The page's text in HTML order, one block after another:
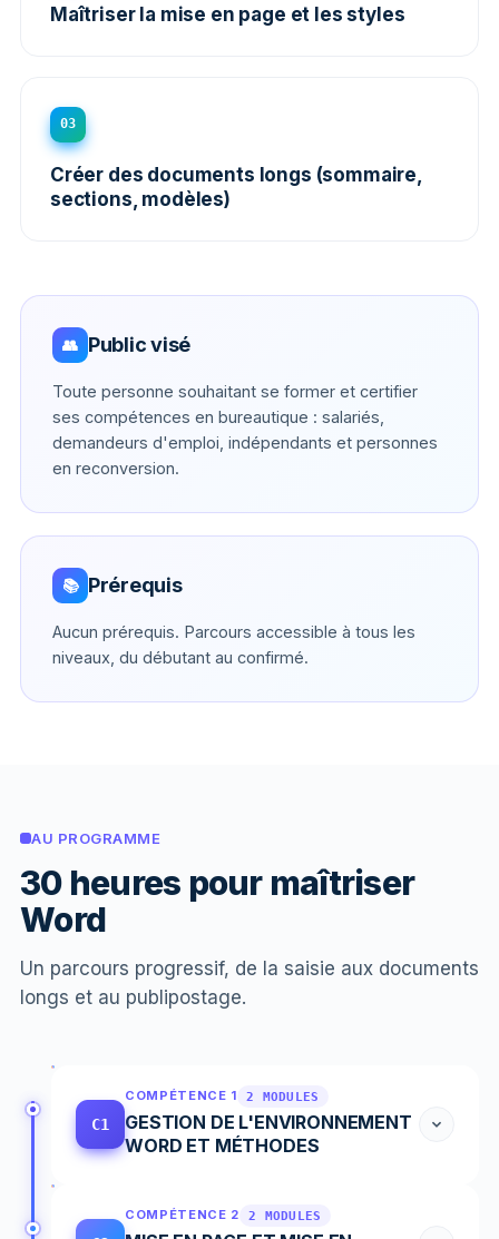
Maîtriser la mise en page et les styles
03
Créer des documents longs (sommaire,
sections, modèles)
👥 Public visé
Toute personne souhaitant se former et certifier
ses compétences en bureautique : salariés,
demandeurs d'emploi, indépendants et personnes
en reconversion.
📚 Prérequis
Aucun prérequis. Parcours accessible à tous les
niveaux, du débutant au confirmé.
AU PROGRAMME
30 heures pour maîtriser
Word
Un parcours progressif, de la saisie aux documents
longs et au publipostage.
C1
COMPÉTENCE 1 2 MODULES
GESTION DE L'ENVIRONNEMENT
WORD ET MÉTHODES
COMPÉTENCE 2 2 MODULES